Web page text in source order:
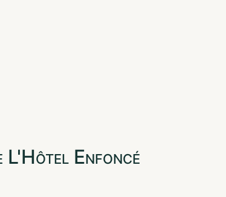
L'Hôtel Enfoncé